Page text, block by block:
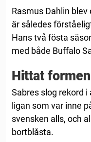
Rasmus Dahlin
är således
Hans två fösta
med både Buffalo
Hittat formen
Sabres slog rekord i
ligan som var inne
svensken alls, och
bortblåsta.